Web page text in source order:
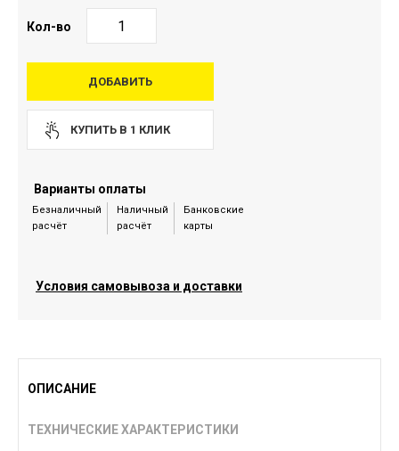
Кол-во
ДОБАВИТЬ
КУПИТЬ В 1 КЛИК
Варианты оплаты
Безналичный
расчёт
Наличный
расчёт
Банковские
карты
Условия самовывоза и доставки
ОПИСАНИЕ
ТЕХНИЧЕСКИЕ ХАРАКТЕРИСТИКИ